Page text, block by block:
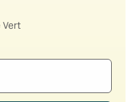
Vert